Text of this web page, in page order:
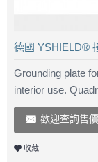
德國 YSHIELD®
Grounding plate
interior use.
歡迎查詢售價
收藏